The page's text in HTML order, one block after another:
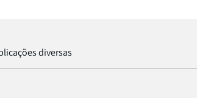
diversas